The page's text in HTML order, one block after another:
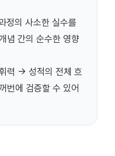
정의 사소한 실수를
념 간의 순수한 영향
력 -> 성적의 전체 흐
번에 검증할 수 있어